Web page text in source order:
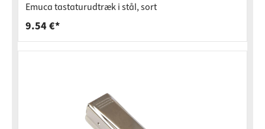
Emuca tastaturudtræk i stål, sort
9.54 €*